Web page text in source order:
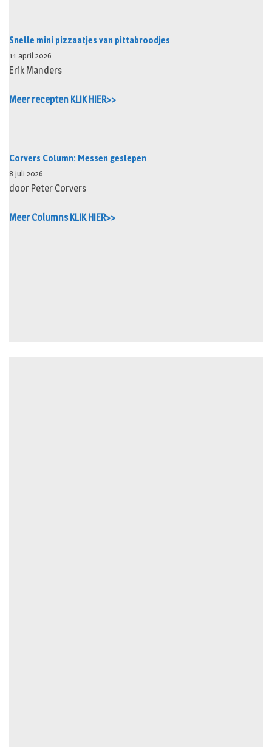
Snelle mini pizzaatjes van pittabroodjes
11 april 2026
Erik Manders
Meer recepten KLIK HIER>>
Corvers Column: Messen geslepen
8 juli 2026
door Peter Corvers
Meer Columns KLIK HIER>>